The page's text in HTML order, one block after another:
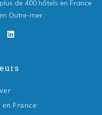
de 400 hôtels en France
Outre-mer.
en France